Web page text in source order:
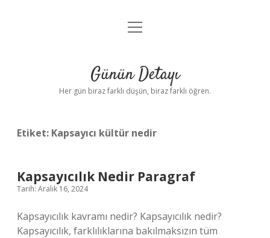
Anasayfa
Yasal Uyarı
menüyü
Günün Detayı
Her gün biraz farklı düşün, biraz farklı öğren.
Etiket: Kapsayıcı kültür nedir
Kapsayıcılık Nedir Paragraf
Tarih: Aralık 16, 2024
Kapsayıcılık kavramı nedir? Kapsayıcılık nedir?
Kapsayıcılık, farklılıklarına bakılmaksızın tüm